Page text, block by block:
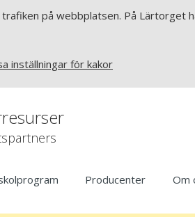
på webbplatsen. På Lärtorget
inställningar för kakor
Producenter Om